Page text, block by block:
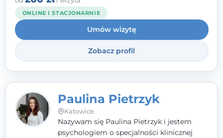
zrozumiany.
ONLINE I STACJONARNIE
Umów wizytę
Zobacz profil
Paulina Pietrzyk
Katowice
Nazywam się Paulina Pietrzyk i jestem
psychologiem o specjalności klinicznej